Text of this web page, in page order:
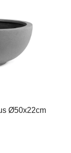
Ø50x22cm